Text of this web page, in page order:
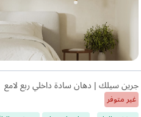
جرين سيلك | دهان سادة داخلي ربع لامع
غير متوفر